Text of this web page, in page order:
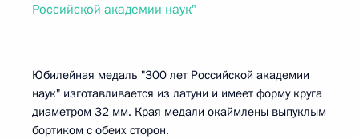
Российской академии наук"
Юбилейная медаль "300 лет Российской академии
наук" изготавливается из латуни и имеет форму круга
диаметром 32 мм. Края медали окаймлены выпуклым
бортиком с обеих сторон.